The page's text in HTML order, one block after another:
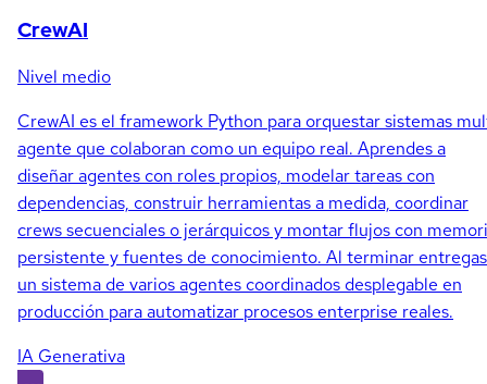
CrewAI
Nivel medio
CrewAI es el framework Python para orquestar sistemas
agente que colaboran como un equipo real. Aprendes a
diseñar agentes con roles propios, modelar tareas con
dependencias, construir herramientas a medida, coordinar
crews secuenciales o jerárquicos y montar flujos con
persistente y fuentes de conocimiento. Al terminar entregas
un sistema de varios agentes coordinados desplegable en
producción para automatizar procesos enterprise reales.
IA Generativa